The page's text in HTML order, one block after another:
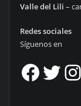
Valle del Lili –
Redes sociales
Síguenos en